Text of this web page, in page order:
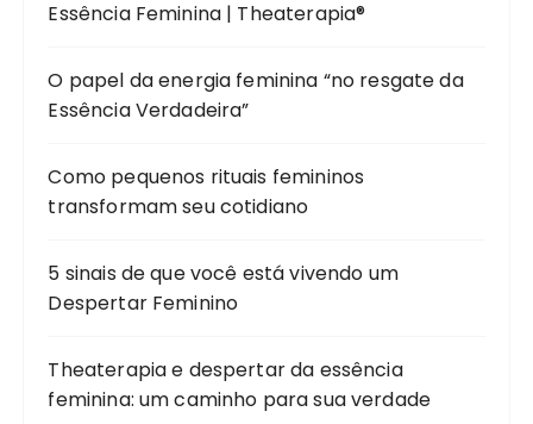
Essência Feminina | Theaterapia®
O papel da energia feminina “no resgate da
Essência Verdadeira”
Como pequenos rituais femininos
transformam seu cotidiano
5 sinais de que você está vivendo um
Despertar Feminino
Theaterapia e despertar da essência
feminina: um caminho para sua verdade